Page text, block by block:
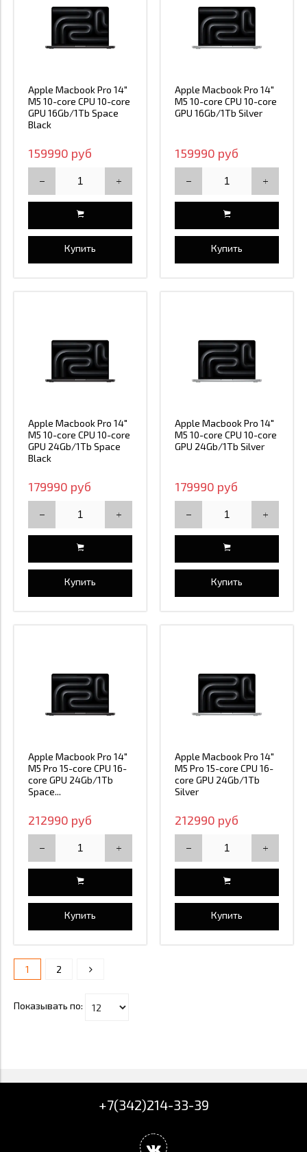
Apple Macbook Pro 14"
M5 10-core CPU 10-core
GPU 16Gb/1Tb Space
Black
159990 руб
Купить
Apple Macbook Pro 14"
M5 10-core CPU 10-core
GPU 16Gb/1Tb Silver
159990 руб
Купить
Apple Macbook Pro 14"
M5 10-core CPU 10-core
GPU 24Gb/1Tb Space
Black
179990 руб
Купить
Apple Macbook Pro 14"
M5 10-core CPU 10-core
GPU 24Gb/1Tb Silver
179990 руб
Купить
Apple Macbook Pro 14"
M5 Pro 15-core CPU 16-
core GPU 24Gb/1Tb
Space...
212990 руб
Купить
Apple Macbook Pro 14"
M5 Pro 15-core CPU 16-
core GPU 24Gb/1Tb
Silver
212990 руб
Купить
1 2
Показывать по:
+7(342)214-33-39